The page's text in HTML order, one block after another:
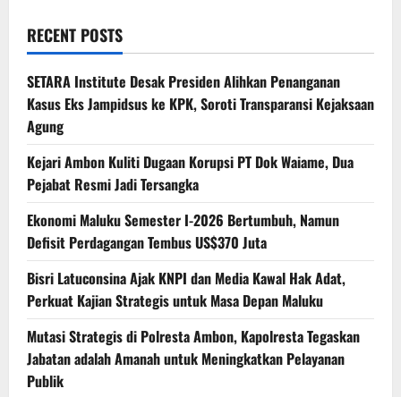
RECENT POSTS
SETARA Institute Desak Presiden Alihkan Penanganan
Kasus Eks Jampidsus ke KPK, Soroti Transparansi Kejaksaan
Agung
Kejari Ambon Kuliti Dugaan Korupsi PT Dok Waiame, Dua
Pejabat Resmi Jadi Tersangka
Ekonomi Maluku Semester I-2026 Bertumbuh, Namun
Defisit Perdagangan Tembus US$370 Juta
Bisri Latuconsina Ajak KNPI dan Media Kawal Hak Adat,
Perkuat Kajian Strategis untuk Masa Depan Maluku
Mutasi Strategis di Polresta Ambon, Kapolresta Tegaskan
Jabatan adalah Amanah untuk Meningkatkan Pelayanan
Publik